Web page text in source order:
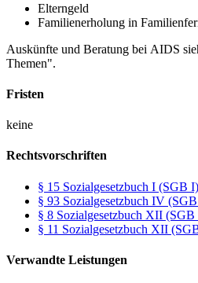
Elterngeld
Familienerholung in
Auskünfte und Beratung bei AIDS
Themen".
Fristen
keine
Rechtsvorschriften
§ 15 Sozialgesetzbuch I (SGB I)
§ 93 Sozialgesetzbuch IV
§ 8 Sozialgesetzbuch XII
§ 11 Sozialgesetzbuch XII
Verwandte Leistungen